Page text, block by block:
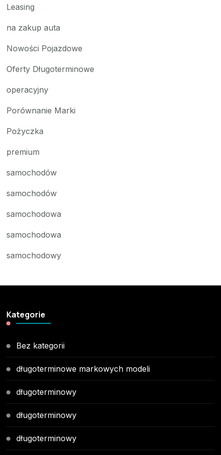
Leasing
na zakup auta
Nowości Pojazdowe
Oferty Długoterminowe
operacyjny
Porównanie Marki
Pożyczka
premium
samochodów
samochodów
samochodowa
samochodowa
samochodowy
Kategorie
Bez kategorii
długoterminowe markowych modeli
długoterminowy
długoterminowy
długoterminowy